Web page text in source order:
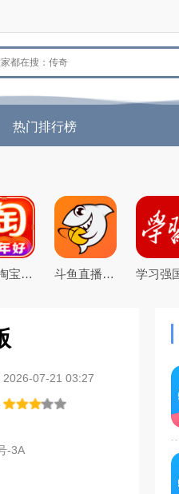
热门排行榜
手机淘宝下载2026app最新版 斗鱼直播下载2026官方版
2026-07-21 03:27
-3A